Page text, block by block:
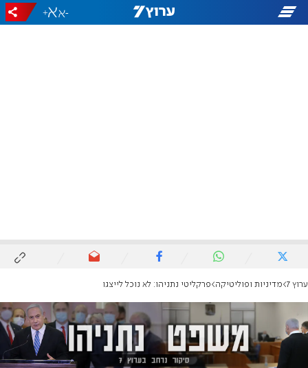
-
+
ערוץ 7 מדיניות ופוליטיקה פרקליטי נתניהו: לא נוכל לייצגו